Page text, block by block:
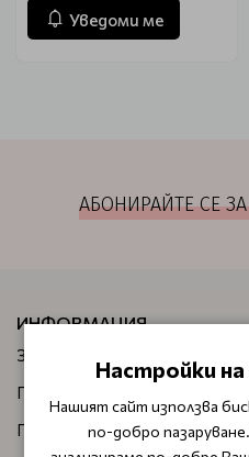
Уведоми ме
АБОНИРАЙТЕ СЕ
ИНФОРМАЦИЯ
За нас
Плащане и доставка
Правила и условия за бонус
Настройки
Нашият сайт използва
по-добро